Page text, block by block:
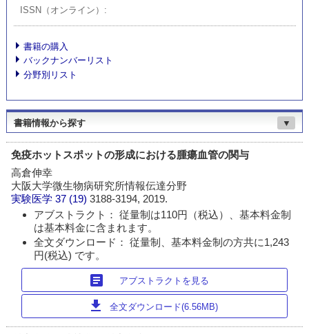
ISSN（オンライン）
書籍の購入
バックナンバーリスト
分野別リスト
書籍情報から探す ▼
免疫ホットスポットの形成における腫瘍血管の関与
高倉伸幸
大阪大学微生物病研究所情報伝達分野
実験医学 37 (19)3188-3194, 2019.
アブストラクト： 従量制は110円（税込）、基本料金制
は基本料金に含まれます。
全文ダウンロード： 従量制、基本料金制の方共に1,243
円(税込) です。
article アブストラクトを見る
download 全文ダウンロード(6.56MB)